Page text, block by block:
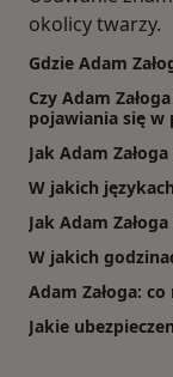
okolicy twarzy.
Gdzie Adam
Czy Adam
pojawiania się w
Jak Adam
W jakich
Jak Adam
W jakich
Adam Załoga:
Jakie